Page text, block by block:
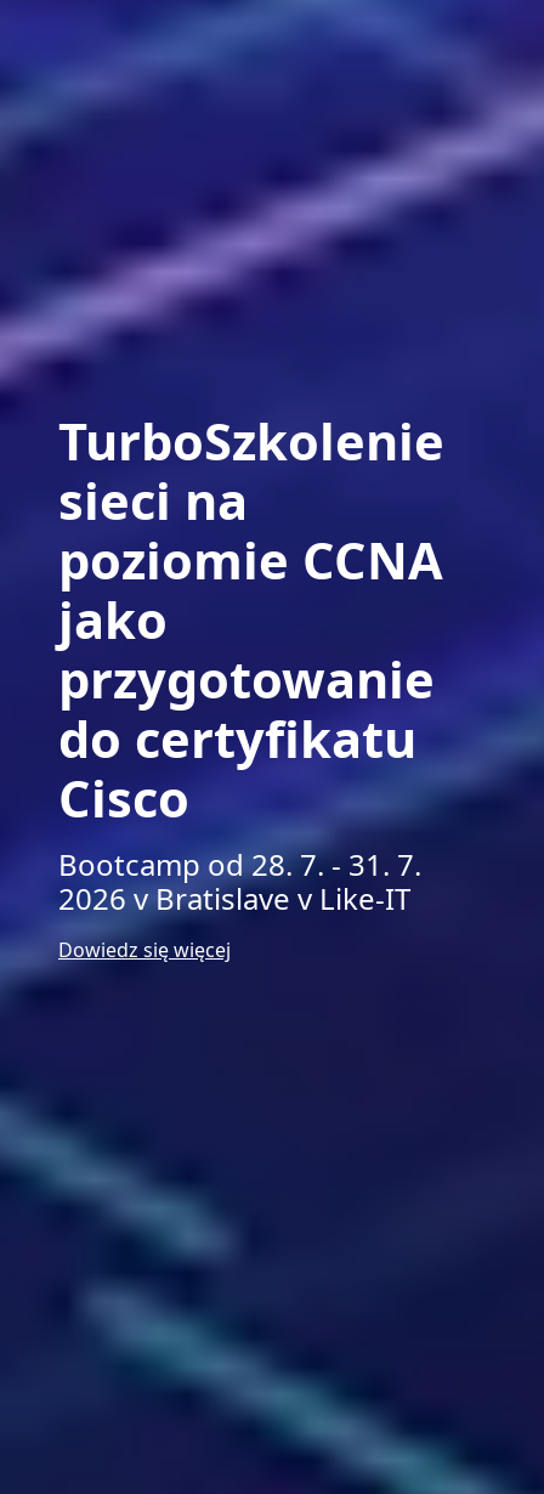
TurboSzkolenie
sieci na
poziomie CCNA
jako
przygotowanie
do certyfikatu
Cisco
Bootcamp od 28. 7. - 31. 7.
2026 v Bratislave v Like-IT
Dowiedz się więcej